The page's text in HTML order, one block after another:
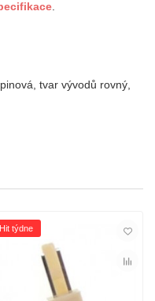
.
tvar vývodů rovný,
Hit týdne